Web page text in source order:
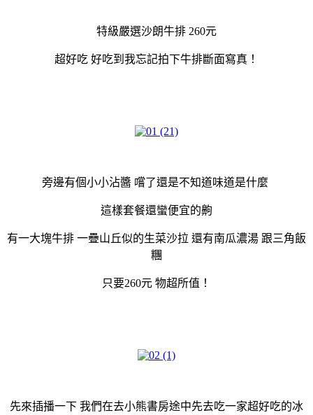
特級嚴選沙朗牛排 260元
超好吃 好吃到我忘記拍下牛排斷面寫真！
旁邊有個小小沾醬 嚐了還是不知道味道是什麼
這樣套餐還蠻便宜的齁
有一大塊牛排 一疊山丘似的生菜沙拉 還有南瓜濃湯 跟三角飯
糰
只要260元 物超所值！
先來插播一下 我們在去小熊書房途中先去吃一家超好吃的冰